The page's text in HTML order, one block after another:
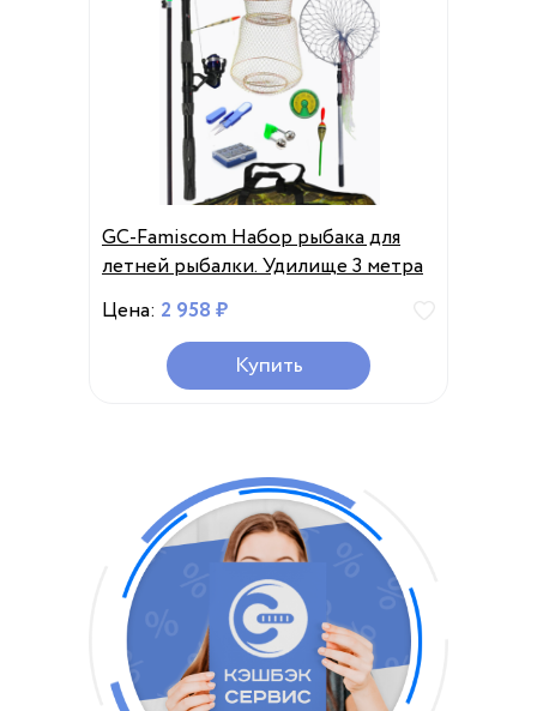
GC-Famiscom Набор рыбака для
летней рыбалки. Удилище 3 метра
Цена: 2 958 ₽
Купить